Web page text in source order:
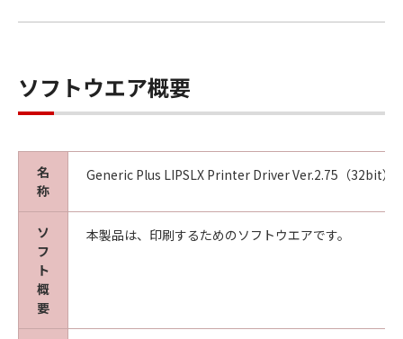
ソフトウエア概要
名
称
Generic Plus LIPSLX Printer Driver Ver.2.75（32bit）
ソ
フ
ト
概
要
本製品は、印刷するためのソフトウエアです。